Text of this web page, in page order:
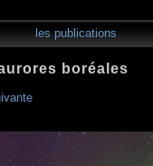
les publications
boréales